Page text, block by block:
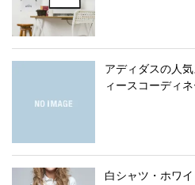
アディダスの人
ィースコーディ
白シャツ・ホワ